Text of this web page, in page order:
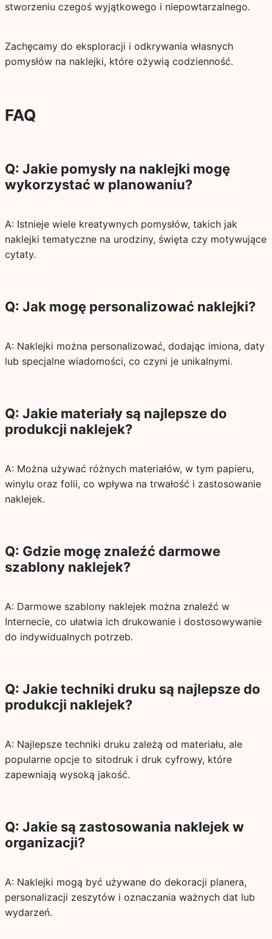
stworzeniu czegoś wyjątkowego i niepowtarzalnego.
Zachęcamy do eksploracji i odkrywania własnych
pomysłów na naklejki, które ożywią codzienność.
FAQ
Q: Jakie pomysły na naklejki mogę
wykorzystać w planowaniu?
A: Istnieje wiele kreatywnych pomysłów, takich jak
naklejki tematyczne na urodziny, święta czy motywujące
cytaty.
Q: Jak mogę personalizować naklejki?
A: Naklejki można personalizować, dodając imiona, daty
lub specjalne wiadomości, co czyni je unikalnymi.
Q: Jakie materiały są najlepsze do
produkcji naklejek?
A: Można używać różnych materiałów, w tym papieru,
winylu oraz folii, co wpływa na trwałość i zastosowanie
naklejek.
Q: Gdzie mogę znaleźć darmowe
szablony naklejek?
A: Darmowe szablony naklejek można znaleźć w
Internecie, co ułatwia ich drukowanie i dostosowywanie
do indywidualnych potrzeb.
Q: Jakie techniki druku są najlepsze do
produkcji naklejek?
A: Najlepsze techniki druku zależą od materiału, ale
popularne opcje to sitodruk i druk cyfrowy, które
zapewniają wysoką jakość.
Q: Jakie są zastosowania naklejek w
organizacji?
A: Naklejki mogą być używane do dekoracji planera,
personalizacji zeszytów i oznaczania ważnych dat lub
wydarzeń.